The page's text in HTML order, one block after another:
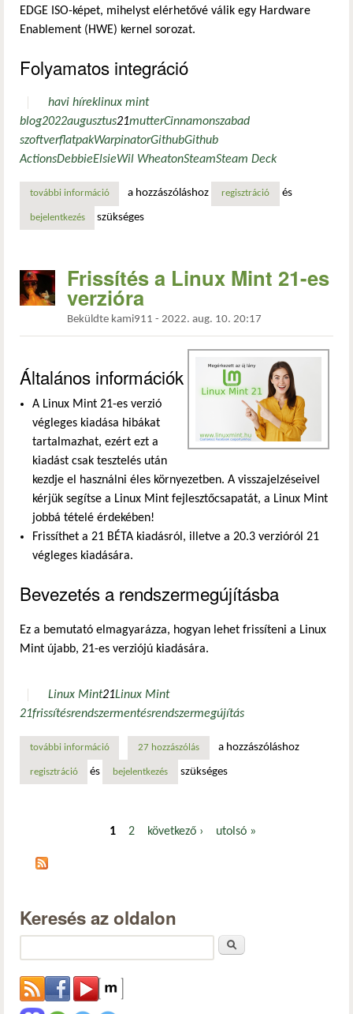
EDGE ISO-képet, mihelyst elérhetővé válik egy Hardware
Enablement (HWE) kernel sorozat.
Folyamatos integráció
havi híreklinux mint
blog2022augusztus21mutterCinnamonszabad
szoftverflatpakWarpinatorGithubGithub
ActionsDebbieElsieWil WheatonSteamSteam Deck
további információlinux mint blog havi hírek - 2022. augusztus tartalommal
a hozzászóláshoz regisztráció és
bejelentkezés szükséges
Frissítés a Linux Mint 21-es
verzióra
Beküldte kami911 - 2022. aug. 10. 20:17
Általános információk
A Linux Mint 21-es verzió
végleges kiadása hibákat
tartalmazhat, ezért ezt a
kiadást csak tesztelés után
kezdje el használni éles környezetben. A visszajelzéseivel
kérjük segítse a Linux Mint fejlesztőcsapatát, a Linux Mint
jobbá tételé érdekében!
Frissíthet a 21 BÉTA kiadásról, illetve a 20.3 verzióról 21
végleges kiadására.
Bevezetés a rendszermegújításba
Ez a bemutató elmagyarázza, hogyan lehet frissíteni a Linux
Mint újabb, 21-es verziójú kiadására.
Linux Mint21Linux Mint
21frissítésrendszermentésrendszermegújítás
további információfrissítés a linux mint 21-es verzióra tartalommal
27 hozzászólás a hozzászóláshoz
regisztráció és bejelentkezés szükséges
Oldalak
1 2 következő › utolsó »
Keresés az oldalon